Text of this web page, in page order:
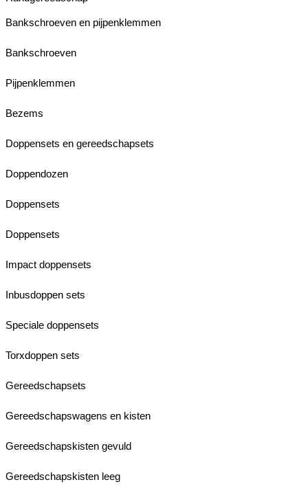
Bankschroeven en pijpenklemmen
Bankschroeven
Pijpenklemmen
Bezems
Doppensets en gereedschapsets
Doppendozen
Doppensets
Doppensets
Impact doppensets
Inbusdoppen sets
Speciale doppensets
Torxdoppen sets
Gereedschapsets
Gereedschapswagens en kisten
Gereedschapskisten gevuld
Gereedschapskisten leeg